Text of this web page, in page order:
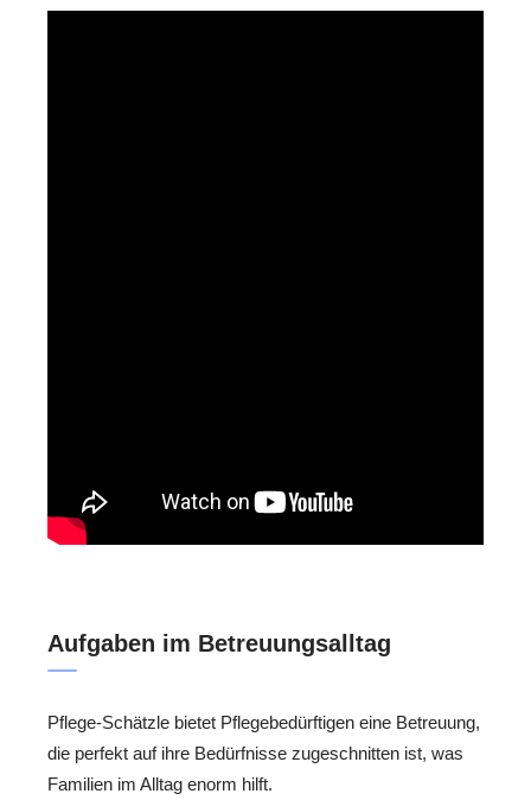
Aufgaben im Betreuungsalltag
Pflege-Schätzle bietet Pflegebedürftigen eine Betreuung,
die perfekt auf ihre Bedürfnisse zugeschnitten ist, was
Familien im Alltag enorm hilft.